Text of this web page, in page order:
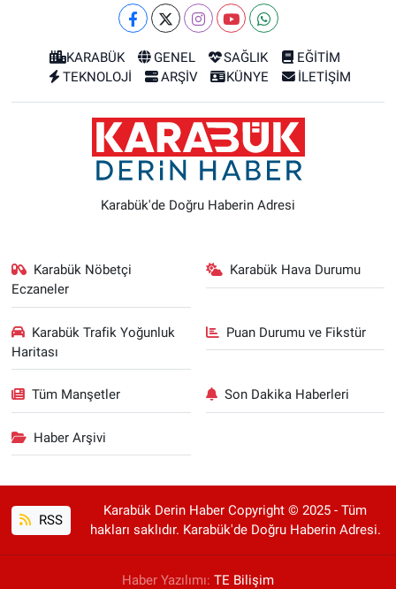
KARABÜK GENEL SAĞLIK
EĞİTİM
TEKNOLOJİ
ARŞİV KÜNYE İLETİŞİM
Karabük'de Doğru Haberin Adresi
Karabük Nöbetçi
Eczaneler
Karabük Hava Durumu
Karabük Trafik Yoğunluk
Haritası
Puan Durumu ve Fikstür
Tüm Manşetler Son Dakika Haberleri
Haber Arşivi
RSS
Karabük Derin Haber Copyright © 2025 - Tüm
hakları saklıdır. Karabük'de Doğru Haberin Adresi.
Haber Yazılımı: TE Bilişim